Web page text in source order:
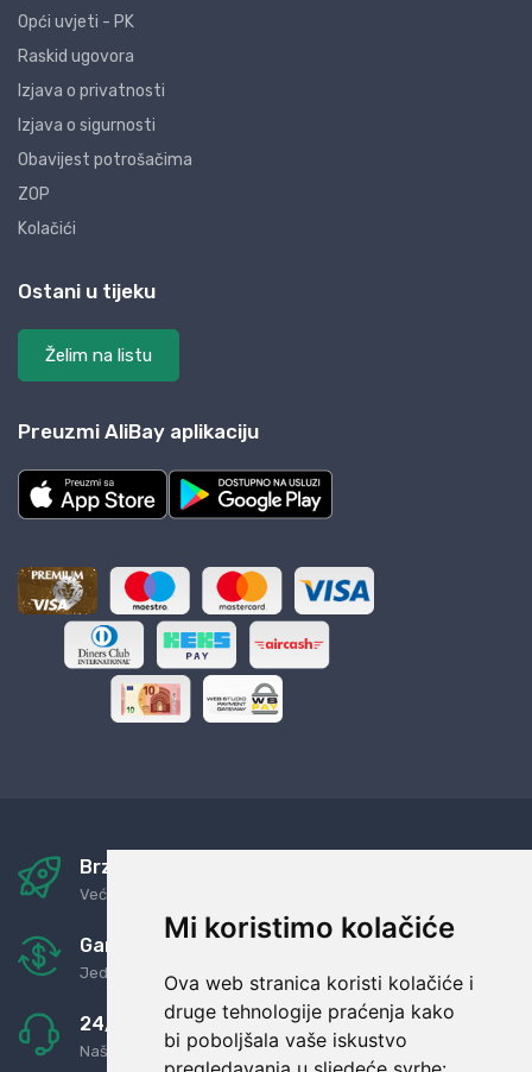
Mi koristimo kolačiće
Ova web stranica koristi kolačiće i
druge tehnologije praćenja kako
bi poboljšala vaše iskustvo
Opći uvjeti - PK
Raskid ugovora
Izjava o privatnosti
Izjava o sigurnosti
Obavijest potrošačima
ZOP
Kolačići
Ostani u tijeku
Želim na listu
Preuzmi AliBay aplikaciju
Brza i sigurna dostava
Već za nekoliko dana kod vas
Garancija u povrat novaca
Jednostavno pravilo: Roba za novac
24/7 odlična podrška
Naši agenti uvijek na raspolaganju